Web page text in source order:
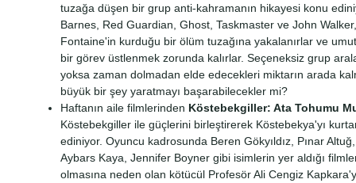
tuzağa düşen bir grup anti-kahramanın hikayesi konu
Barnes, Red Guardian, Ghost, Taskmaster ve John
Fontaine'in kurduğu bir ölüm tuzağına yakalanırlar ve
bir görev üstlenmek zorunda kalırlar. Seçeneksiz grup
yoksa zaman dolmadan elde edecekleri miktarın arada
büyük bir şey yaratmayı başarabilecekler mi?
Haftanın aile filmlerinden Köstebekgiller: Ata Tohumu
Köstebekgiller ile güçlerini birleştirerek Köstebekya'yı
ediniyor. Oyuncu kadrosunda Beren Gökyıldız, Pınar
Aybars Kaya, Jennifer Boyner gibi isimlerin yer aldığı
olmasına neden olan kötücül Profesör Ali Cengiz